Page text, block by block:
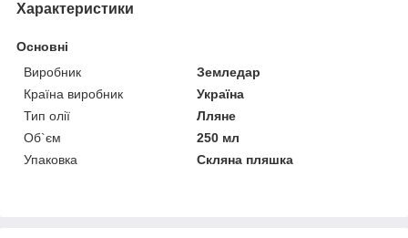
Характеристики
Основні
Виробник
Земледар
Країна виробник
Україна
Тип олії
Лляне
Об`єм
250 мл
Упаковка
Скляна пляшка